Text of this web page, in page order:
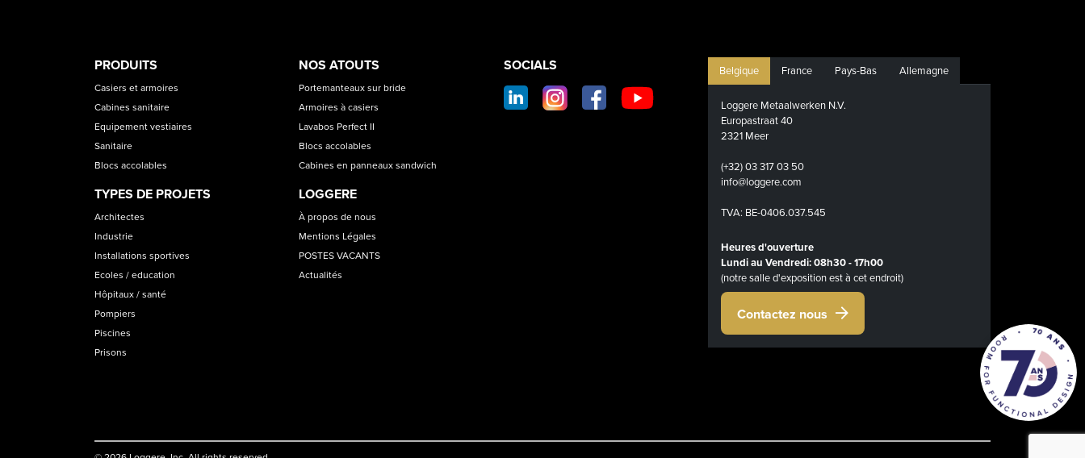
PRODUCT
CATEGORIES
PRODUITS
Casiers et armoires
Cabines sanitaire
Equipement vestiaires
Sanitaire
Blocs accolables
TYPES DE PROJETS
Architectes
Industrie
Installations sportives
Ecoles / education
Hôpitaux / santé
Pompiers
Piscines
Prisons
ASSETS
NOS ATOUTS
Portemanteaux sur bride
Armoires à casiers
Lavabos Perfect II
Blocs accolables
Cabines en panneaux sandwich
LOGGERE
À propos de nous
Mentions Légales
POSTES VACANTS
Actualités
CONTACT
SOCIAL
FOOTER
SOCIALS Belgique France Pays-Bas Allemagne
Loggere Metaalwerken N.V.
Europastraat 40
2321 Meer
(+32) 03 317 03 50
info@loggere.com
TVA: BE-0406.037.545
Heures d'ouverture
Lundi au Vendredi: 08h30 - 17h00
(notre salle d'exposition est à cet endroit)
Contactez nous